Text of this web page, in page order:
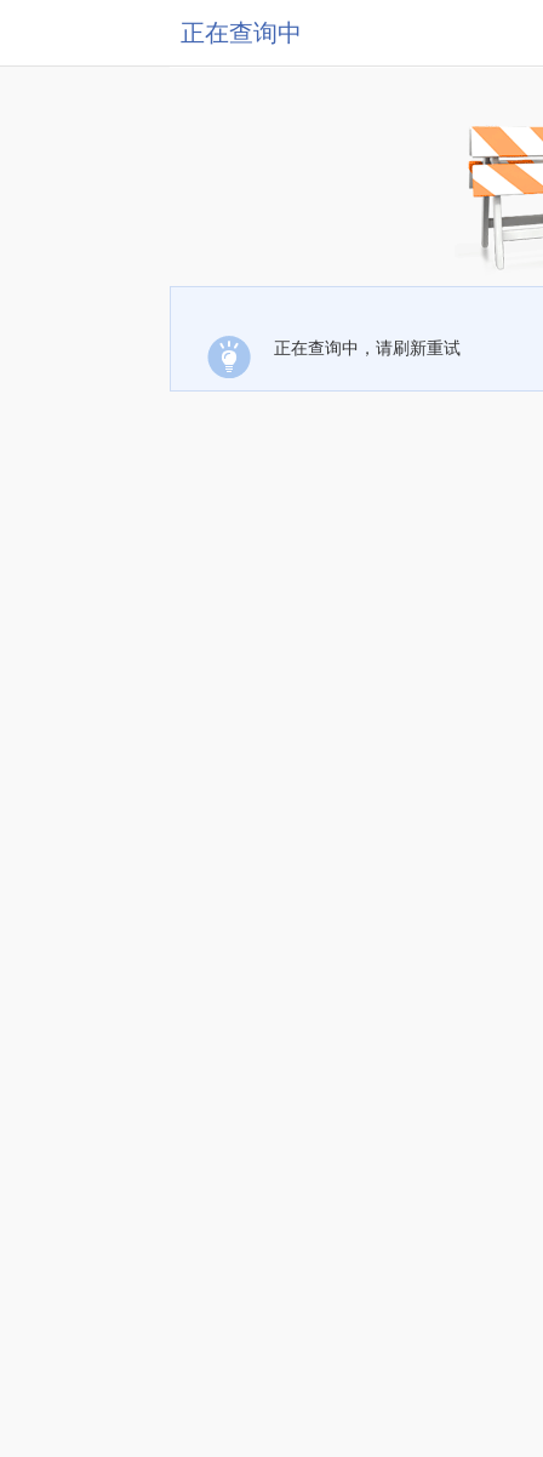
正在查询中
正在查询中，请刷新重试